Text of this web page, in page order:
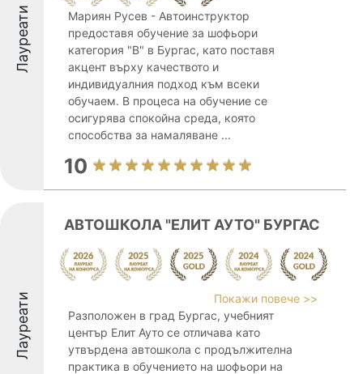
Лауреати
Мариян Русев - Автоинструктор
предоставя обучение за шофьори
категория "В" в Бургас, като поставя
акцент върху качеството и
индивидуалния подход към всеки
обучаем. В процеса на обучение се
осигурява спокойна среда, която
способства за намаляване ...
10
Лауреати
АВТОШКОЛА "ЕЛИТ АУТО" БУРГАС
Покажи повече >>
Разположен в град Бургас, учебният
център Елит Ауто се отличава като
утвърдена автошкола с продължителна
практика в обучението на шофьори на